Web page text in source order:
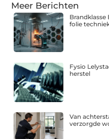
Meer Berichten
Brandklasse
folie
Fysio
herstel
Van
verzorgde